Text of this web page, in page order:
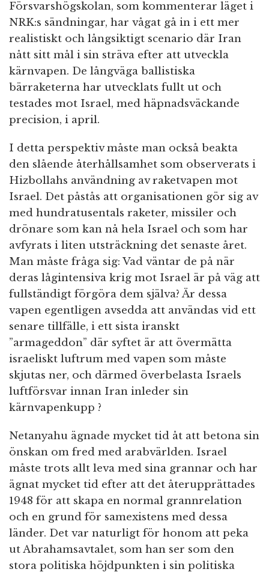
Försvarshögskolan, som kommenterar läget i
NRK:s sändningar, har vågat gå in i ett mer
realistiskt och långsiktigt scenario där Iran
nått sitt mål i sin sträva efter att utveckla
kärnvapen. De långväga ballistiska
bärraketerna har utvecklats fullt ut och
testades mot Israel, med häpnadsväckande
precision, i april.
I detta perspektiv måste man också beakta
den slående återhållsamhet som observerats i
Hizbollahs användning av raketvapen mot
Israel. Det påstås att organisationen gör sig av
med hundratusentals raketer, missiler och
drönare som kan nå hela Israel och som har
avfyrats i liten utsträckning det senaste året.
Man måste fråga sig: Vad väntar de på när
deras lågintensiva krig mot Israel är på väg att
fullständigt förgöra dem själva? Är dessa
vapen egentligen avsedda att användas vid ett
senare tillfälle, i ett sista iranskt
”armageddon” där syftet är att övermätta
israeliskt luftrum med vapen som måste
skjutas ner, och därmed överbelasta Israels
luftförsvar innan Iran inleder sin
kärnvapenkupp ?
Netanyahu ägnade mycket tid åt att betona sin
önskan om fred med arabvärlden. Israel
måste trots allt leva med sina grannar och har
ägnat mycket tid efter att det återupprättades
1948 för att skapa en normal grannrelation
och en grund för samexistens med dessa
länder. Det var naturligt för honom att peka
ut Abrahamsavtalet, som han ser som den
stora politiska höjdpunkten i sin politiska